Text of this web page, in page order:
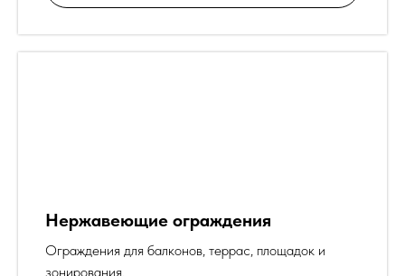
Нержавеющие ограждения
Ограждения для балконов, террас, площадок и
зонирования.